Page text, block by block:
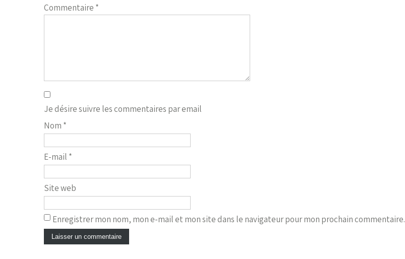
Commentaire *
Je désire suivre les commentaires par email
Nom *
E-mail *
Site web
Enregistrer mon nom, mon e-mail et mon site dans le navigateur pour mon prochain commentaire.